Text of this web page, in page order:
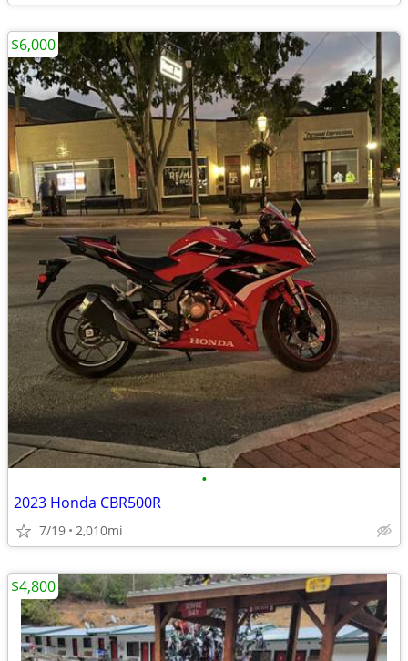
•
2023 Honda CBR500R
7/19 2,010mi
$6,000
$4,800